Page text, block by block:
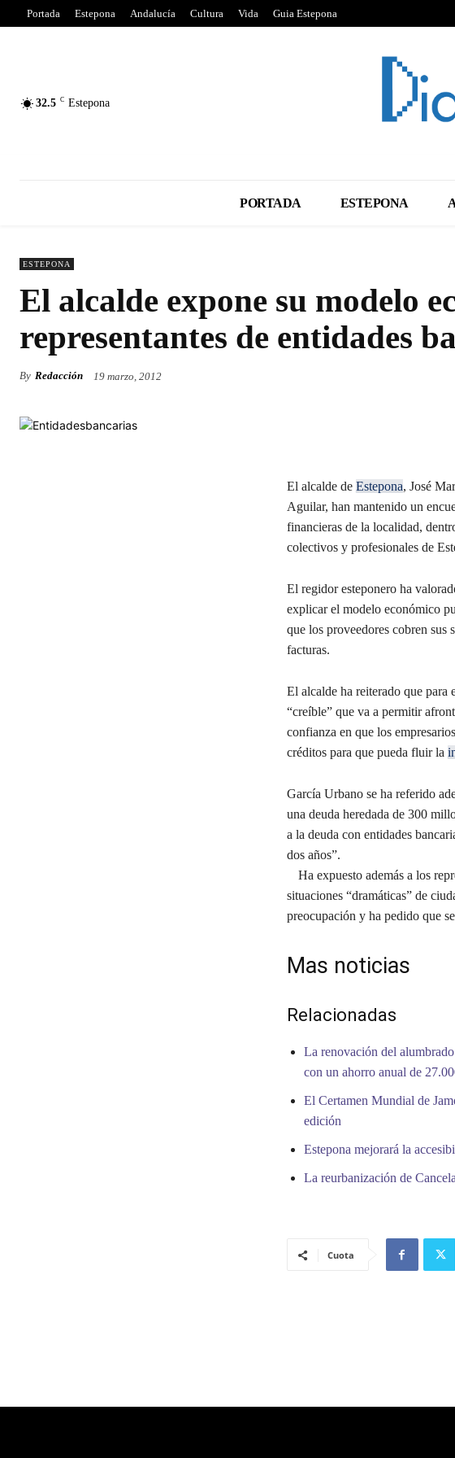
Portada Estepona Andalucía Cultura Vida Guia Estepona
32.5 C Estepona
PORTADA ESTEPONA
ESTEPONA
El alcalde expone su modelo
representantes de entidades
By Redacción 19 marzo, 2012
El alcalde de Estepona, José
Aguilar, han mantenido un
financieras de la localidad,
colectivos y profesionales de
El regidor esteponero ha
explicar el modelo económico
que los proveedores cobren sus
facturas.
El alcalde ha reiterado que para
“creíble” que va a permitir
confianza en que los
créditos para que pueda fluir la
García Urbano se ha referido
una deuda heredada de 300
a la deuda con entidades
dos años”.
Ha expuesto además a los
situaciones “dramáticas” de
preocupación y ha pedido que
Mas noticias
Relacionadas
La renovación del
con un ahorro anual de
El Certamen Mundial de
edición
Estepona mejorará la
La reurbanización de
Cuota